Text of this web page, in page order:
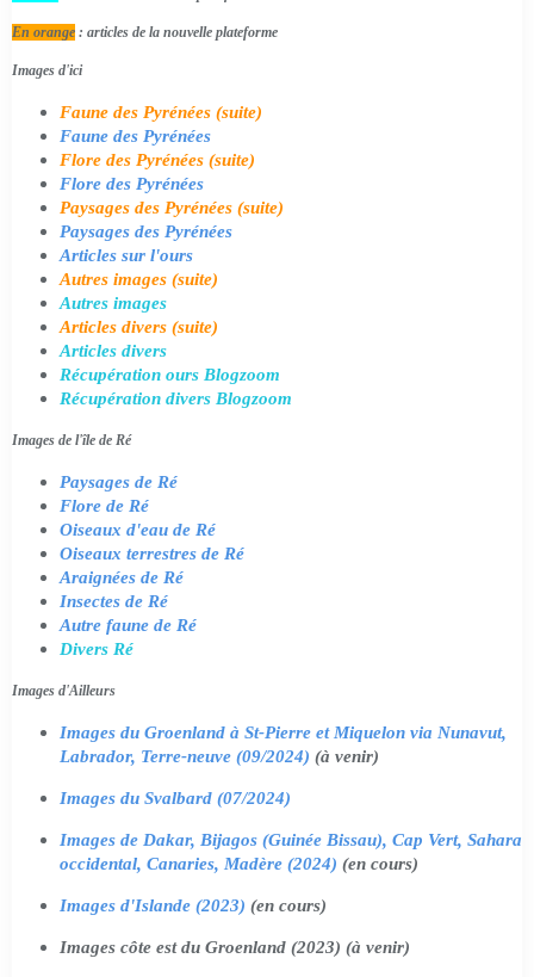
En orange : articles de la nouvelle plateforme
Images d'ici
Faune des Pyrénées (suite)
Faune des Pyrénées
Flore des Pyrénées (suite)
Flore des Pyrénées
Paysages des Pyrénées (suite)
Paysages des Pyrénées
Articles sur l'ours
Autres images (suite)
Autres images
Articles divers (suite)
Articles divers
Récupération ours Blogzoom
Récupération divers Blogzoom
Images de l'île de Ré
Paysages de Ré
Flore de Ré
Oiseaux d'eau de Ré
Oiseaux terrestres de Ré
Araignées de Ré
Insectes de Ré
Autre faune de Ré
Divers Ré
Images d'Ailleurs
Images du Groenland à St-Pierre et Miquelon via Nunavut,
Labrador, Terre-neuve (09/2024) (à venir)
Images du Svalbard (07/2024)
Images de Dakar, Bijagos (Guinée Bissau), Cap Vert, Sahara
occidental, Canaries, Madère (2024) (en cours)
Images d'Islande (2023) (en cours)
Images côte est du Groenland (2023) (à venir)